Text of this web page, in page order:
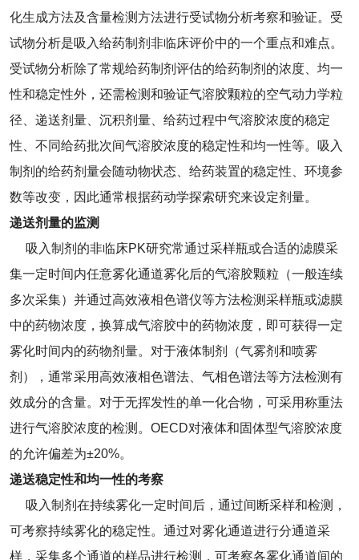
化生成方法及含量检测方法进行受试物分析考察和验证。受
试物分析是吸入给药制剂非临床评价中的一个重点和难点。
受试物分析除了常规给药制剂评估的给药制剂的浓度、均一
性和稳定性外，还需检测和验证气溶胶颗粒的空气动力学粒
径、递送剂量、沉积剂量、给药过程中气溶胶浓度的稳定
性、不同给药批次间气溶胶浓度的稳定性和均一性等。吸入
制剂的给药剂量会随动物状态、给药装置的稳定性、环境参
数等改变，因此通常根据药动学探索研究来设定剂量。
递送剂量的监测
吸入制剂的非临床PK研究常通过采样瓶或合适的滤膜采
集一定时间内任意雾化通道雾化后的气溶胶颗粒（一般连续
多次采集）并通过高效液相色谱仪等方法检测采样瓶或滤膜
中的药物浓度，换算成气溶胶中的药物浓度，即可获得一定
雾化时间内的药物剂量。对于液体制剂（气雾剂和喷雾
剂），通常采用高效液相色谱法、气相色谱法等方法检测有
效成分的含量。对于无挥发性的单一化合物，可采用称重法
进行气溶胶浓度的检测。OECD对液体和固体型气溶胶浓度
的允许偏差为±20%。
递送稳定性和均一性的考察
吸入制剂在持续雾化一定时间后，通过间断采样和检测，
可考察持续雾化的稳定性。通过对雾化通道进行分通道采
样，采集多个通道的样品进行检测，可考察各雾化通道间的